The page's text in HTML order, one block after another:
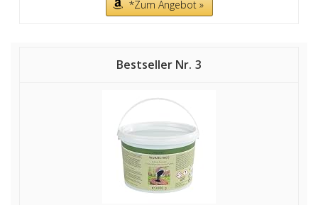
*Zum Angebot »
3